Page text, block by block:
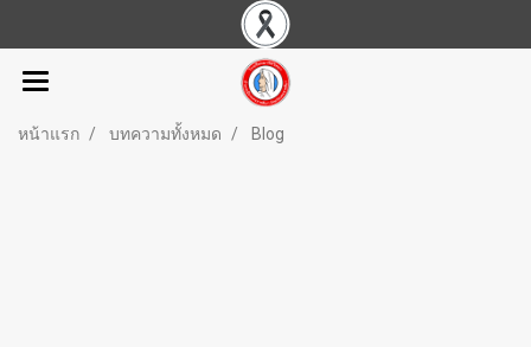
หน้าแรก บทความทั้งหมด Blog